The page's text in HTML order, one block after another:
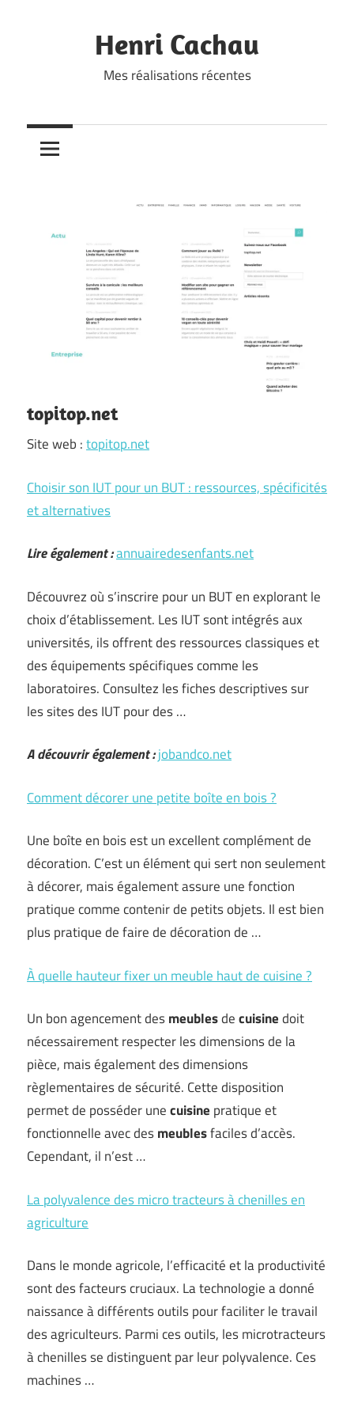
Henri Cachau
Mes réalisations récentes
topitop.net
Site web :topitop.net
Choisir son IUT pour un BUT : ressources, spécificités
et alternatives
Lire également :annuairedesenfants.net
Découvrez où s’inscrire pour un BUT en explorant le
choix d’établissement. Les IUT sont intégrés aux
universités, ils offrent des ressources classiques et
des équipements spécifiques comme les
laboratoires. Consultez les fiches descriptives sur
les sites des IUT pour des…
A découvrir également :jobandco.net
Comment décorer une petite boîte en bois ?
Une boîte en bois est un excellent complément de
décoration. C’est un élément qui sert non seulement
à décorer, mais également assure une fonction
pratique comme contenir de petits objets. Il est bien
plus pratique de faire de décoration de …
À quelle hauteur fixer un meuble haut de cuisine ?
Un bon agencement desmeublesdecuisinedoit
nécessairement respecter les dimensions de la
pièce, mais également des dimensions
règlementaires de sécurité. Cette disposition
permet de posséder unecuisine pratique et
fonctionnelle avec desmeublesfaciles d’accès.
Cependant, il n’est …
La polyvalence des micro tracteurs à chenilles en
agriculture
Dans le monde agricole, l’efficacité et la productivité
sont des facteurs cruciaux. La technologie a donné
naissance à différents outils pour faciliter le travail
des agriculteurs. Parmi ces outils, les microtracteurs
à chenilles se distinguent par leur polyvalence. Ces
machines …